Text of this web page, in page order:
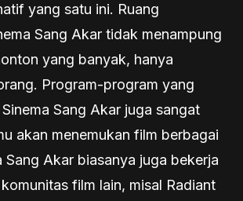
yang satu ini. Ruang
Sang Akar tidak menampung
yang banyak, hanya
Program-program yang
Sang Akar juga sangat
akan menemukan film berbagai
Sang Akar biasanya juga bekerja
film lain, misal Radiant